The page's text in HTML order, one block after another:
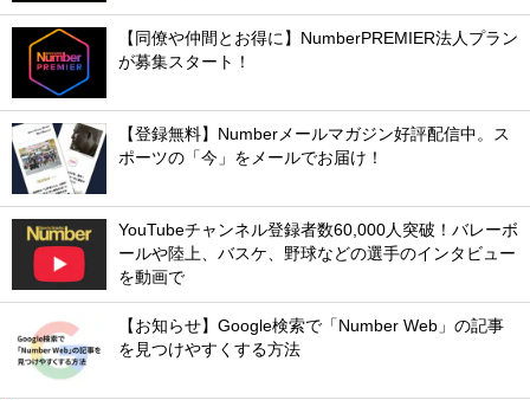
【同僚や仲間とお得に】NumberPREMIER法人プラン
が募集スタート！
【登録無料】Numberメールマガジン好評配信中。ス
ポーツの「今」をメールでお届け！
YouTubeチャンネル登録者数60,000人突破！バレーボ
ールや陸上、バスケ、野球などの選手のインタビュー
を動画で
【お知らせ】Google検索で「Number Web」の記事
を見つけやすくする方法